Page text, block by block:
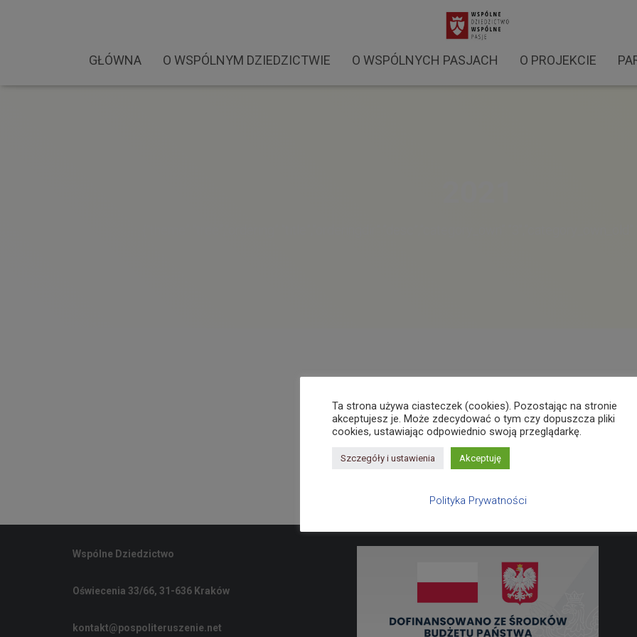
GŁÓWNA O WSPÓLNYM DZIEDZICTWIE O WSPÓLNYCH PASJACH O PROJEKCIE
Wspólne Dziedzictwo
Oświecenia 33/66, 31-636 Kraków
kontakt@pospoliteruszenie.net
Ta strona używa ciasteczek (cookies). Pozostając na stronie
akceptujesz je. Może zdecydować o tym czy dopuszcza pliki
cookies, ustawiając odpowiednio swoją przeglądarkę.
Szczegóły i ustawienia Akceptuję
Polityka Prywatności